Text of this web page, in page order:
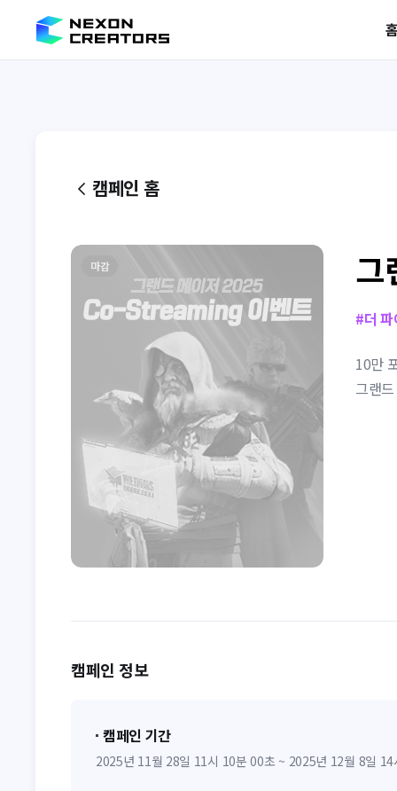
캠페인 홈
마감 그
#더
10만
그랜
캠페인 정보
캠페인 기간
2025년 11월 28일 11시 10분 00초 ~ 2025년 12월 8일